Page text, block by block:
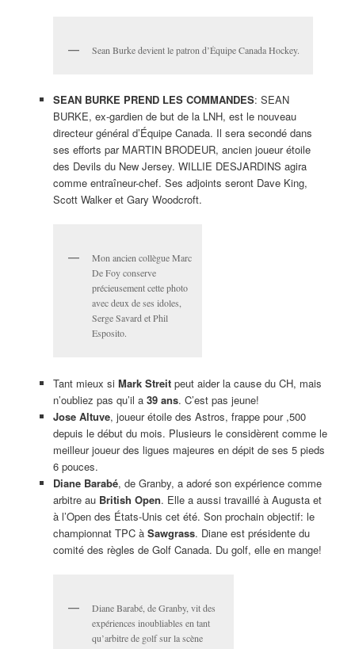
Sean Burke devient le patron d’Équipe Canada Hockey.
SEAN BURKE PREND LES COMMANDES: SEAN
BURKE, ex-gardien de but de la LNH, est le nouveau
directeur général d’Équipe Canada. Il sera secondé dans
ses efforts par MARTIN BRODEUR, ancien joueur étoile
des Devils du New Jersey. WILLIE DESJARDINS agira
comme entraîneur-chef. Ses adjoints seront Dave King,
Scott Walker et Gary Woodcroft.
Mon ancien collègue Marc
De Foy conserve
précieusement cette photo
avec deux de ses idoles,
Serge Savard et Phil
Esposito.
Tant mieux si Mark Streitpeut aider la cause du CH, mais
n’oubliez pas qu’il a 39 ans. C’est pas jeune!
Jose Altuve, joueur étoile des Astros, frappe pour ,500
depuis le début du mois. Plusieurs le considèrent comme le
meilleur joueur des ligues majeures en dépit de ses 5 pieds
6 pouces.
Diane Barabé, de Granby, a adoré son expérience comme
arbitre au British Open. Elle a aussi travaillé à Augusta et
à l’Open des États-Unis cet été. Son prochain objectif: le
championnat TPC à Sawgrass. Diane est présidente du
comité des règles de Golf Canada. Du golf, elle en mange!
Diane Barabé, de Granby, vit des
expériences inoubliables en tant
qu’arbitre de golf sur la scène